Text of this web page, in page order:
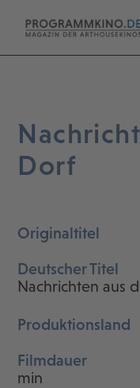
Dorf
Originaltitel
Deutscher Titel
Nachrichten aus
Produktionsland
Filmdauer
min